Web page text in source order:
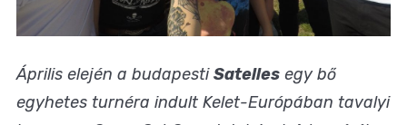
Április elején a budapestiSatelles egy bő
egyhetes turnéra indult Kelet-Európában tavalyi